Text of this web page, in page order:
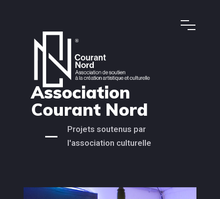
Association
Courant Nord
Projets soutenus par
l'association culturelle